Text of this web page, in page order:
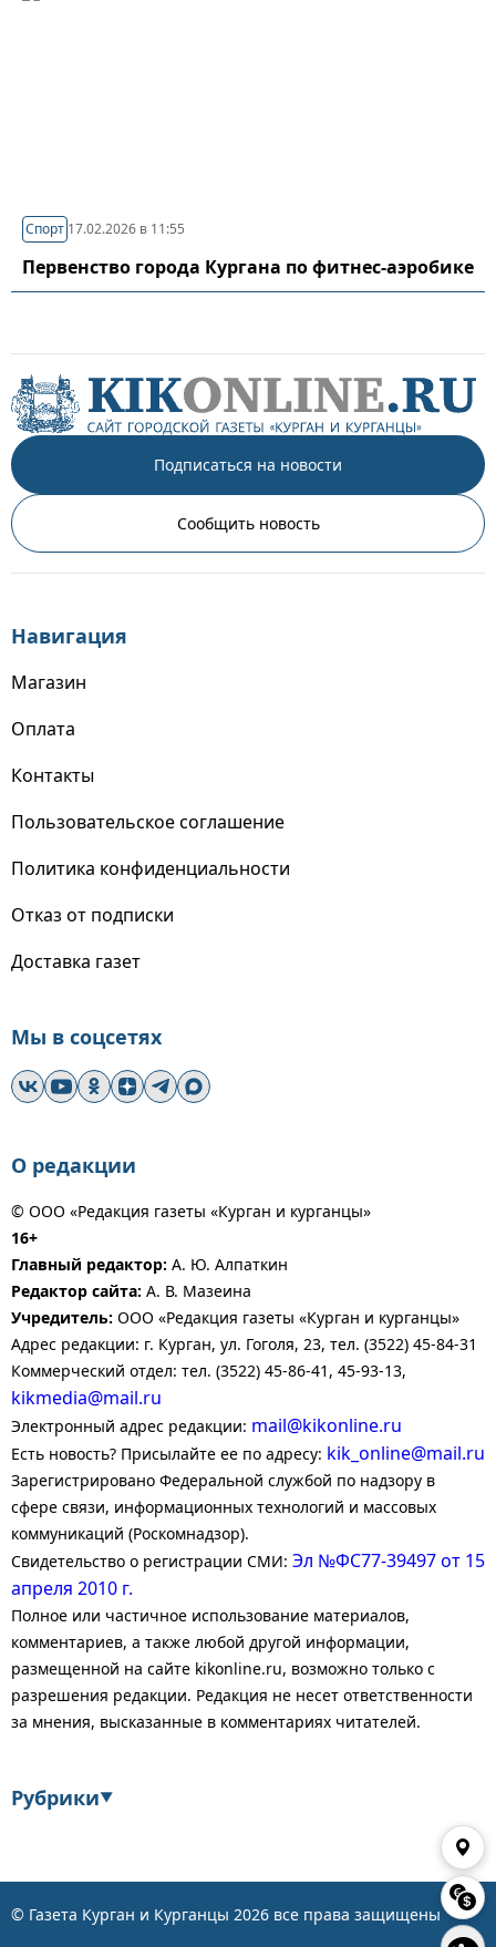
Спорт 17.02.2026 в 11:55
Первенство города Кургана по фитнес-аэробике
Подписаться на новости
Сообщить новость
Навигация
Магазин
Оплата
Контакты
Пользовательское соглашение
Политика конфиденциальности
Отказ от подписки
Доставка газет
Мы в соцсетях
О редакции
© ООО «Редакция газеты «Курган и курганцы»
16+
Главный редактор: А. Ю. Алпаткин
Редактор сайта: А. В. Мазеина
Учредитель: ООО «Редакция газеты «Курган и курганцы»
Адрес редакции: г. Курган, ул. Гоголя, 23, тел. (3522) 45-84-31
Коммерческий отдел: тел. (3522) 45-86-41, 45-93-13,
kikmedia@mail.ru
Электронный адрес редакции: mail@kikonline.ru
Есть новость? Присылайте ее по адресу: kik_online@mail.ru
Зарегистрировано Федеральной службой по надзору в
сфере связи, информационных технологий и массовых
коммуникаций (Роскомнадзор).
Свидетельство о регистрации СМИ: Эл №ФС77-39497 от 15
апреля 2010 г.
Полное или частичное использование материалов,
комментариев, а также любой другой информации,
размещенной на сайте kikonline.ru, возможно только с
разрешения редакции. Редакция не несет ответственности
за мнения, высказанные в комментариях читателей.
Рубрики▼
© Газета Курган и Курганцы 2026 все права защищены